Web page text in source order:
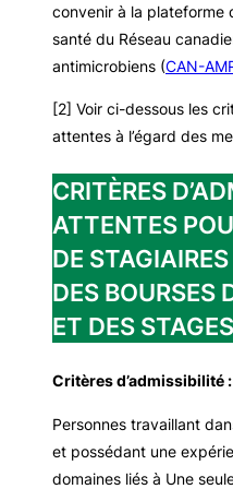
convenir à la plateforme
santé du Réseau
antimicrobiens (CAN-
[2] Voir ci-dessous les
attentes à l’égard des
CRITÈRES
ATTENTES
DE
DES BOURSES
ET DES STAGES
Critères d’admissibilité :
Personnes travaillant
et possédant une
domaines liés à Une